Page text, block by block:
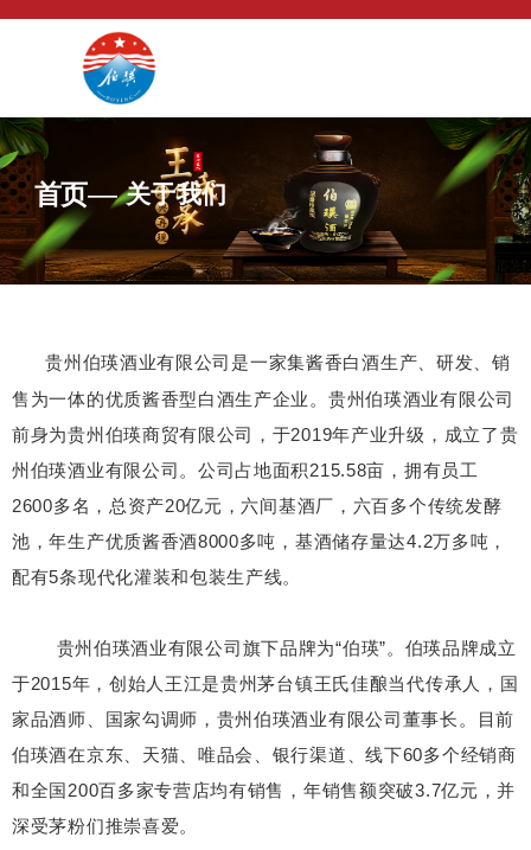
首 页—关于我们
贵州伯瑛酒业有限公司是一家集酱香白酒生产、研发、销
售为一体的优质酱香型白酒生产企业。贵州伯瑛酒业有限公司
前身为贵州伯瑛商贸有限公司，于2019年产业升级，成立了贵
州伯瑛酒业有限公司。公司占地面积215.58亩，拥有员工
2600多名，总资产20亿元，六间基酒厂，六百多个传统发酵
池，年生产优质酱香酒8000多吨，基酒储存量达4.2万多吨，
配有5条现代化灌装和包装生产线。
贵州伯瑛酒业有限公司旗下品牌为“伯瑛”。伯瑛品牌成立
于2015年，创始人王江是贵州茅台镇王氏佳酿当代传承人，国
家品酒师、国家勾调师，贵州伯瑛酒业有限公司董事长。目前
伯瑛酒在京东、天猫、唯品会、银行渠道、线下60多个经销商
和全国200百多家专营店均有销售，年销售额突破3.7亿元，并
深受茅粉们推崇喜爱。